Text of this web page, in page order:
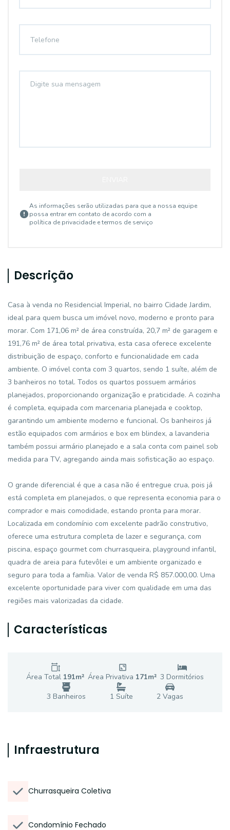
As informações serão utilizadas para que a nossa equipe
possa entrar em contato de acordo com a
política de privacidade e termos de serviço
Descrição
Casa à venda no Residencial Imperial, no bairro Cidade Jardim,
ideal para quem busca um imóvel novo, moderno e pronto para
morar. Com 171,06 m² de área construída, 20,7 m² de garagem e
191,76 m² de área total privativa, esta casa oferece excelente
distribuição de espaço, conforto e funcionalidade em cada
ambiente. O imóvel conta com 3 quartos, sendo 1 suíte, além de
3 banheiros no total. Todos os quartos possuem armários
planejados, proporcionando organização e praticidade. A cozinha
é completa, equipada com marcenaria planejada e cooktop,
garantindo um ambiente moderno e funcional. Os banheiros já
estão equipados com armários e box em blindex, a lavanderia
também possui armário planejado e a sala conta com painel sob
medida para TV, agregando ainda mais sofisticação ao espaço.
O grande diferencial é que a casa não é entregue crua, pois já
está completa em planejados, o que representa economia para o
comprador e mais comodidade, estando pronta para morar.
Localizada em condomínio com excelente padrão construtivo,
oferece uma estrutura completa de lazer e segurança, com
piscina, espaço gourmet com churrasqueira, playground infantil,
quadra de areia para futevôlei e um ambiente organizado e
seguro para toda a família. Valor de venda R$ 857.000,00. Uma
excelente oportunidade para viver com qualidade em uma das
regiões mais valorizadas da cidade.
Características
Área Total 191m² Área Privativa 171m² 3 Dormitórios
3 Banheiros 1 Suíte 2Vagas
Infraestrutura
Churrasqueira Coletiva
Condomínio Fechado